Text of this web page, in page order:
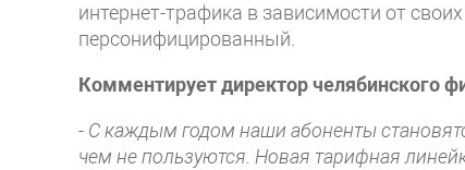
интернет-трафика в зависимости от
персонифицированный.
Комментирует директор челябинского
- С каждым годом наши абоненты
чем не пользуются. Новая тарифная